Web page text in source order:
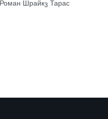
Роман Шрайк3 Тарас